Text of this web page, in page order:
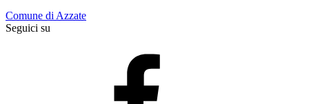
Comune di Azzate
Seguici su